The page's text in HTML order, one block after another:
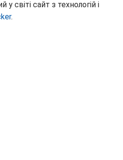
світі сайт з технологій і
.